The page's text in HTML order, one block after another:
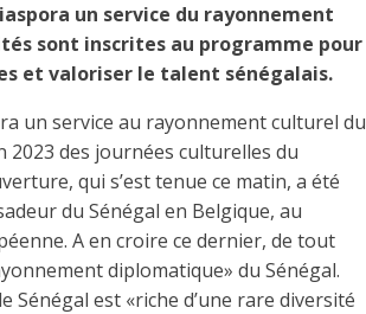
un service du rayonnement
sont inscrites au programme pour
et valoriser le talent sénégalais.
un service au rayonnement culturel du
2023 des journées culturelles du
qui s’est tenue ce matin, a été
du Sénégal en Belgi­que, au
A en croire ce dernier, de tout
di­ploma­tique» du Sénégal.
est «riche d’une rare diversité